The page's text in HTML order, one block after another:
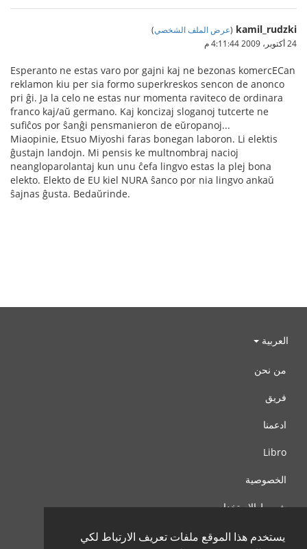
يستخدم هذا الموقع ملفات تعريف الارتباط لكي
kamil_rudzki
(عرض الملف الشخصي)
24 أكتوبر، 2009 4:11:44 م
Esperanto ne estas varo por gajni kaj ne bezonas komercECan
reklamon kiu per sia formo superkreskos sencon de anonco
pri ĝi. Ja la celo ne estas nur momenta raviteco de ordinara
franco kaj/aŭ germano. Kaj koncizaj sloganoj tutcerte ne
sufiĉos por ŝanĝi pensmanieron de eŭropanoj...
Miaopinie, Etsuo Miyoshi faras bonegan laboron. Li elektis
ĝustajn landojn. Mi pensis ke multnombraj nacioj
neangloparolantaj kun unu ĉefa lingvo estas la plej bona
elekto. Elekto de EU kiel NURA ŝanco por nia lingvo ankaŭ
ŝajnas ĝusta. Bedaŭrinde.
العربية
من نحن
فريق
ادعمنا
Libro
الخصوصية
شروط الإستخدام
اتصل بنا